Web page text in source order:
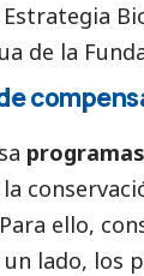
de la
ello,
lado, los